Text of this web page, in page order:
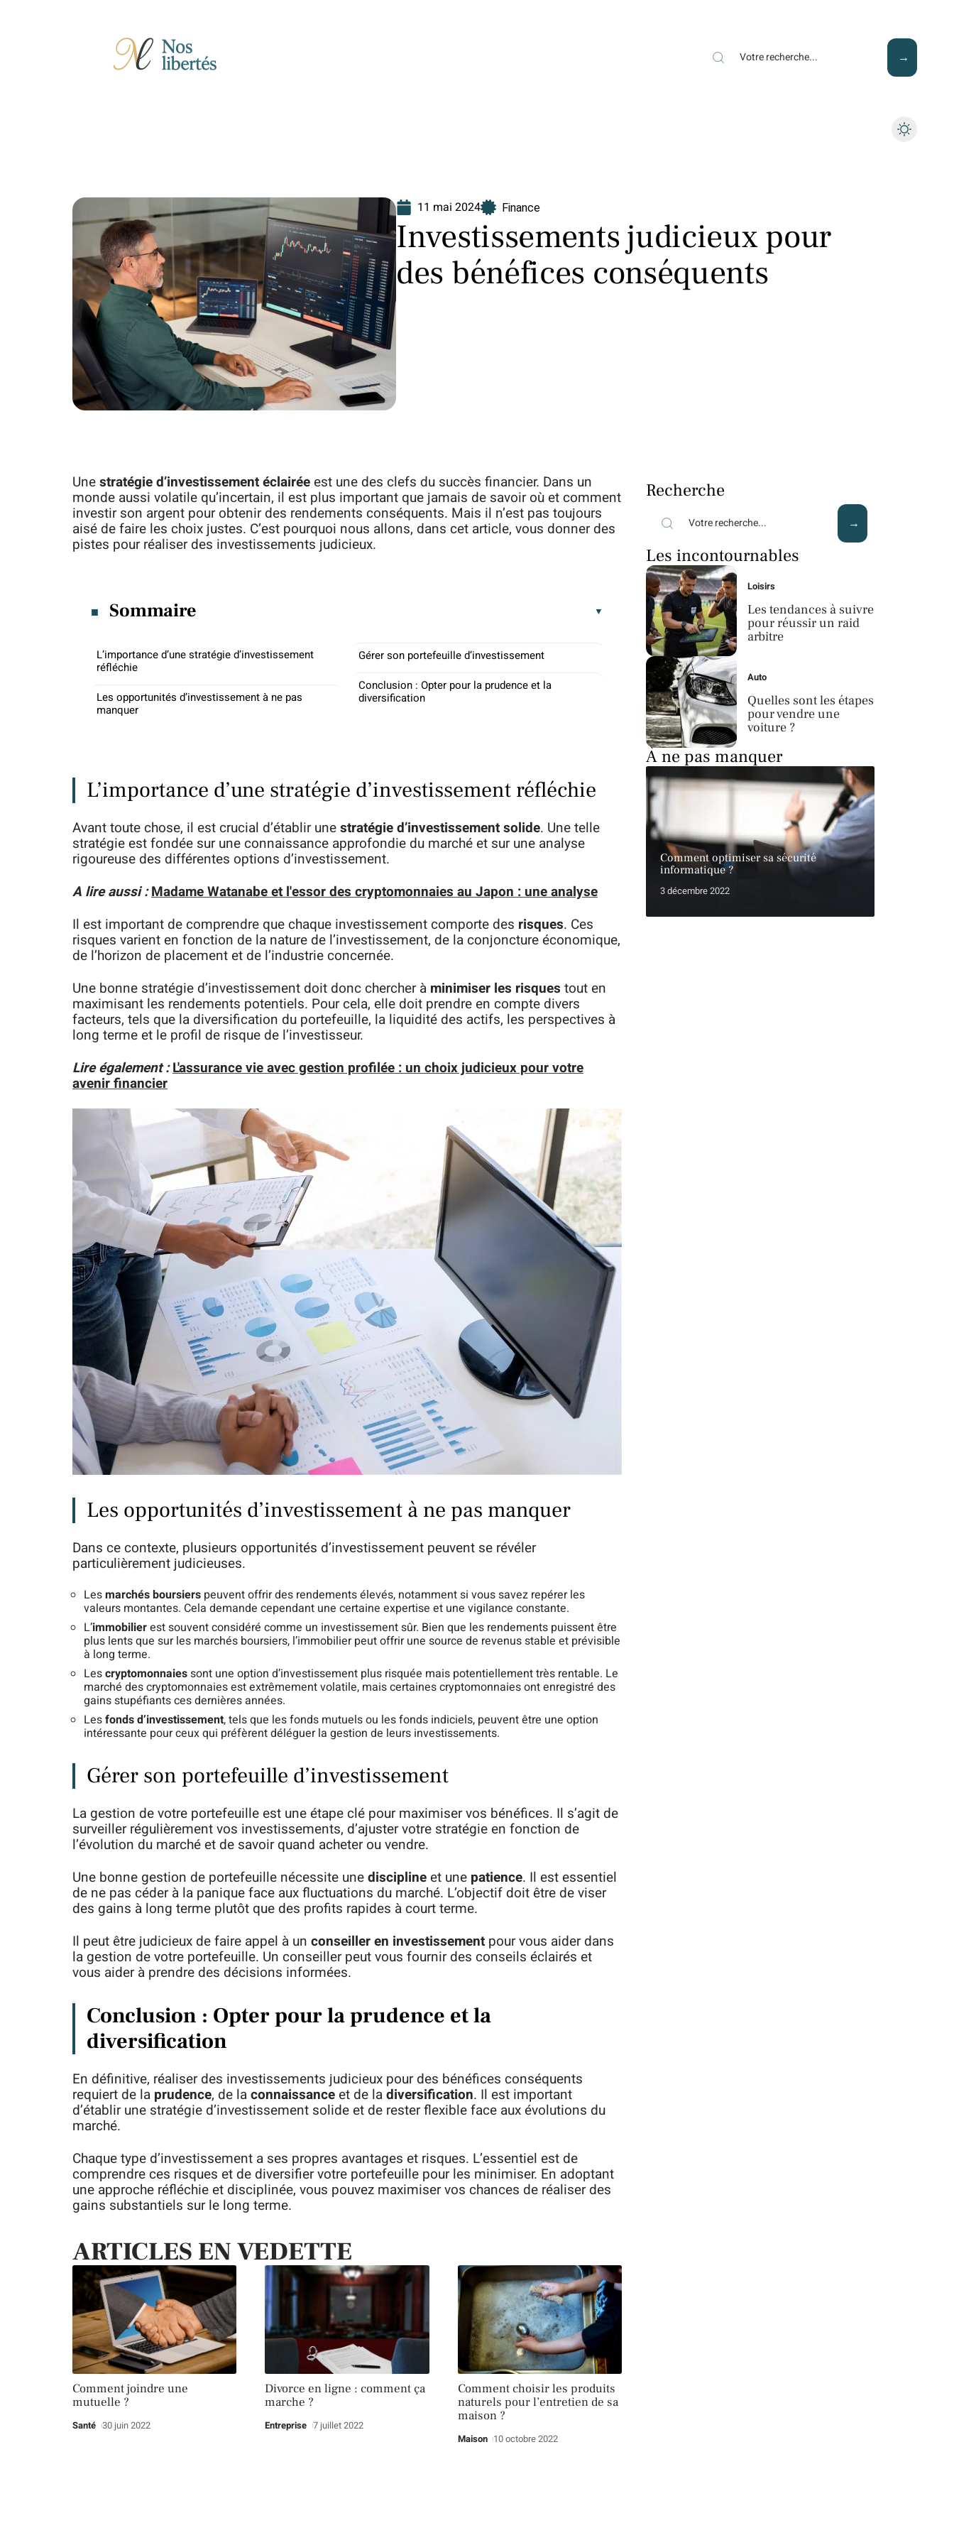
11 mai 2024 Finance
Investissements judicieux pour
des bénéfices conséquents
Unestratégie d’investissement éclairéeest une des clefs du succès financier. Dans un
monde aussi volatile qu’incertain, il est plus important que jamais de savoir où et comment
investir son argent pour obtenir des rendements conséquents. Mais il n’est pas toujours
aisé de faire les choix justes. C’est pourquoi nous allons, dans cet article, vous donner des
pistes pour réaliser des investissements judicieux.
Sommaire
L’importance d’une stratégie d’investissement
réfléchie
Les opportunités d’investissement à ne pas
manquer
Gérer son portefeuille d’investissement
Conclusion : Opter pour la prudence et la
diversification
L’importance d’une stratégie d’investissement réfléchie
Avant toute chose, il est crucial d’établir unestratégie d’investissement solide. Une telle
stratégie est fondée sur une connaissance approfondie du marché et sur une analyse
rigoureuse des différentes options d’investissement.
A lire aussi :Madame Watanabe et l'essor des cryptomonnaies au Japon : une analyse
Il est important de comprendre que chaque investissement comporte des risques. Ces
risques varient en fonction de la nature de l’investissement, de la conjoncture économique,
de l’horizon de placement et de l’industrie concernée.
Une bonne stratégie d’investissement doit donc chercher à minimiser les risques tout en
maximisant les rendements potentiels. Pour cela, elle doit prendre en compte divers
facteurs, tels que la diversification du portefeuille, la liquidité des actifs, les perspectives à
long terme et le profil de risque de l’investisseur.
Lire également :L'assurance vie avec gestion profilée : un choix judicieux pour votre
avenir financier
Les opportunités d’investissement à ne pas manquer
Dans ce contexte, plusieurs opportunités d’investissement peuvent se révéler
particulièrement judicieuses.
Lesmarchés boursiers peuvent offrir des rendements élevés, notamment si vous savez repérer les
valeurs montantes. Cela demande cependant une certaine expertise et une vigilance constante.
L’immobilierest souvent considéré comme un investissement sûr. Bien que les rendements puissent être
plus lents que sur les marchés boursiers, l’immobilier peut offrir une source de revenus stable et prévisible
à long terme.
Lescryptomonnaiessont une option d’investissement plus risquée mais potentiellement très rentable. Le
marché des cryptomonnaies est extrêmement volatile, mais certaines cryptomonnaies ont enregistré des
gains stupéfiants ces dernières années.
Lesfonds d’investissement, tels que les fonds mutuels ou les fonds indiciels, peuvent être une option
intéressante pour ceux qui préfèrent déléguer la gestion de leurs investissements.
Gérer son portefeuille d’investissement
La gestion de votre portefeuille est une étape clé pour maximiser vos bénéfices. Il s’agit de
surveiller régulièrement vos investissements, d’ajuster votre stratégie en fonction de
l’évolution du marché et de savoir quand acheter ou vendre.
Une bonne gestion de portefeuille nécessite unedisciplineet une patience. Il est essentiel
de ne pas céder à la panique face aux fluctuations du marché. L’objectif doit être de viser
des gains à long terme plutôt que des profits rapides à court terme.
Il peut être judicieux de faire appel à un conseiller en investissement pour vous aider dans
la gestion de votre portefeuille. Un conseiller peut vous fournir des conseils éclairés et
vous aider à prendre des décisions informées.
Conclusion : Opter pour la prudence et la
diversification
En définitive, réaliser des investissements judicieux pour des bénéfices conséquents
requiert de la prudence, de laconnaissanceet de ladiversification. Il est important
d’établir une stratégie d’investissement solide et de rester flexible face aux évolutions du
marché.
Chaque type d’investissement a ses propres avantages et risques. L’essentiel est de
comprendre ces risques et de diversifier votre portefeuille pour les minimiser. En adoptant
une approche réfléchie et disciplinée, vous pouvez maximiser vos chances de réaliser des
gains substantiels sur le long terme.
ARTICLES EN VEDETTE
Comment joindre une
mutuelle ?
Santé 30 juin 2022
Divorce en ligne : comment ça
marche ?
Entreprise 7 juillet 2022
Comment choisir les produits
naturels pour l’entretien de sa
maison ?
Maison 10 octobre 2022
Recherche
Les incontournables
Loisirs
Les tendances à suivre
pour réussir un raid
arbitre
Auto
Quelles sont les étapes
pour vendre une
voiture ?
À ne pas manquer
Comment optimiser sa sécurité
informatique ?
3 décembre 2022